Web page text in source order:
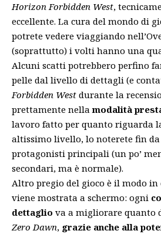
Horizon Forbidden West,
eccellente. La cura del mondo di
potrete vedere viaggiando
(soprattutto) i volti hanno una
Alcuni scatti potrebbero perfino
pelle dal livello di dettagli (e
Forbidden West durante la
prettamente nellamodalità
lavoro fatto per quanto riguarda
altissimo livello, lo noterete fin
protagonisti principali (un po’
secondari, ma è normale).
Altro pregio del gioco è il modo
viene mostrata a schermo: ogni
dettaglio va a migliorare quanto
Zero Dawn, grazie anche alla